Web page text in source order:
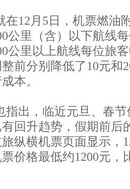
在12月5日，机票燃油
公里（含）以下航线
公里以上航线每位旅
前分别降低了10元和
本。
指出，临近元旦、春
回升趋势，假期前后
纵横机票页面显示，
价格最低约1200元，